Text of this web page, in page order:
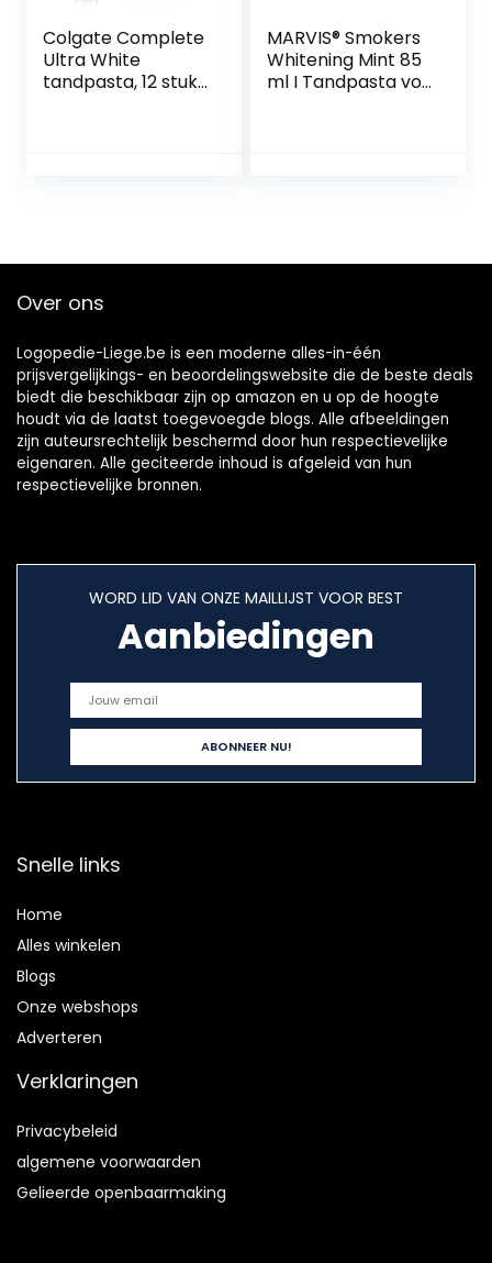
Colgate Complete
Ultra White
tandpasta, 12 stuks
MARVIS® Smokers
Whitening Mint 85
ml I Tandpasta vor
Over ons
Logopedie-Liege.be is een moderne alles-in-één
prijsvergelijkings- en beoordelingswebsite die de beste deals
biedt die beschikbaar zijn op amazon en u op de hoogte
houdt via de laatst toegevoegde blogs. Alle afbeeldingen
zijn auteursrechtelijk beschermd door hun respectievelijke
eigenaren. Alle geciteerde inhoud is afgeleid van hun
respectievelijke bronnen.
WORD LID VAN ONZE MAILLIJST VOOR BEST
Aanbiedingen
Snelle links
Home
Alles winkelen
Blogs
Onze webshops
Adverteren
Verklaringen
Privacybeleid
algemene voorwaarden
Gelieerde openbaarmaking